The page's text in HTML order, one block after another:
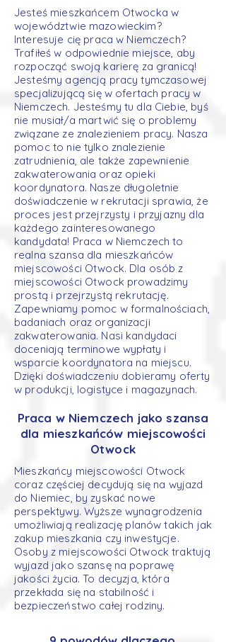
Jesteś mieszkańcem Otwocka w
województwie mazowieckim?
Interesuje cię praca w Niemczech?
Trafiłeś w odpowiednie miejsce, aby
rozpocząć swoją karierę za granicą!
Jesteśmy agencją pracy tymczasowej
specjalizującą się w ofertach pracy w
Niemczech. Jesteśmy tu dla Ciebie, byś
nie musiał/a martwić się o problemy
związane ze znalezieniem pracy. Nasza
pomoc to nie tylko znalezienie
zatrudnienia, ale także zapewnienie
zakwaterowania oraz opieki
koordynatora. Nasze długoletnie
doświadczenie w rekrutacji sprawia, że
proces jest przejrzysty i przyjazny dla
każdego zainteresowanego
kandydata! Praca w Niemczech to
realna szansa dla mieszkańców
miejscowości Otwock. Dla osób z
miejscowości Otwock prowadzimy
prostą i przejrzystą rekrutację.
Zapewniamy pomoc w formalnościach,
badaniach oraz organizacji
zakwaterowania. Nasi kandydaci
doceniają terminowe wypłaty i
wsparcie koordynatora na miejscu.
Dzięki doświadczeniu dobieramy oferty
w produkcji, logistyce i magazynach.
Praca w Niemczech jako szansa
dla mieszkańców miejscowości
Otwock
Mieszkańcy miejscowości Otwock
coraz częściej decydują się na wyjazd
do Niemiec, by zyskać nowe
perspektywy. Wyższe wynagrodzenia
umożliwiają realizację planów takich jak
zakup mieszkania czy inwestycje.
Osoby z miejscowości Otwock traktują
wyjazd jako szansę na poprawę
jakości życia. To decyzja, która
przekłada się na stabilność i
bezpieczeństwo całej rodziny.